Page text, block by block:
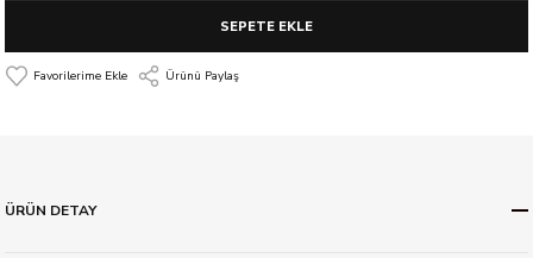
SEPETE EKLE
Ürünü Paylaş
ÜRÜN DETAY